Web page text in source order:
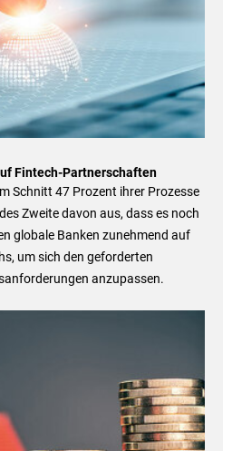
Fintech-Partnerschaften
Schnitt 47 Prozent ihrer Prozesse
Zweite davon aus, dass es noch
globale Banken zunehmend auf
um sich den geforderten
anzupassen.